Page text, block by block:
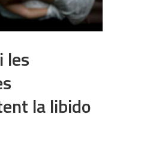
les
la libido